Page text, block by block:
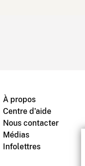
À propos
Centre d'aide
Nous contacter
Médias
Infolettres